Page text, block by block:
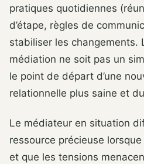
pratiques quotidiennes
d’étape, règles de
stabiliser les changements.
médiation ne soit pas un
le point de départ d’une
relationnelle plus saine et
Le médiateur en situation
ressource précieuse
et que les tensions